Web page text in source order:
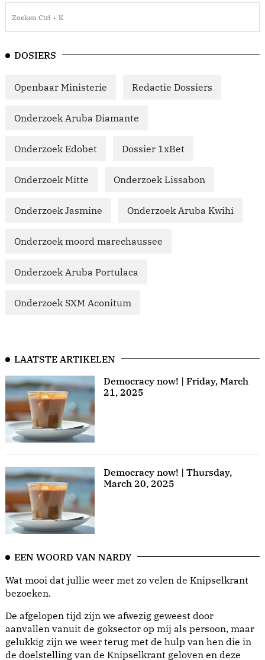
DOSIERS
Openbaar Ministerie Redactie Dossiers
Onderzoek Aruba Diamante
Onderzoek Edobet Dossier 1xBet
Onderzoek Mitte Onderzoek Lissabon
Onderzoek Jasmine Onderzoek Aruba Kwihi
Onderzoek moord marechaussee
Onderzoek Aruba Portulaca
Onderzoek SXM Aconitum
LAATSTE ARTIKELEN
Democracy now! | Friday, March
21, 2025
Democracy now! | Thursday,
March 20, 2025
EEN WOORD VAN NARDY
Wat mooi dat jullie weer met zo velen de Knipselkrant
bezoeken.
De afgelopen tijd zijn we afwezig geweest door
aanvallen vanuit de goksector op mij als persoon, maar
gelukkig zijn we weer terug met de hulp van hen die in
de doelstelling van de Knipselkrant geloven en deze